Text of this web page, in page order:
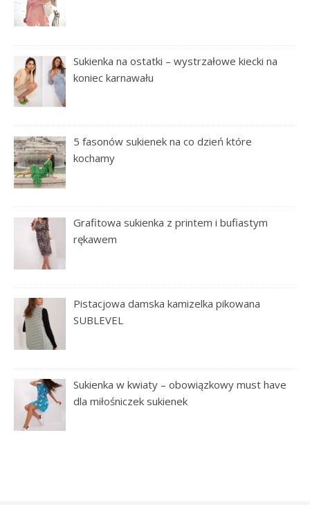
Sukienka na ostatki – wystrzałowe kiecki na
koniec karnawału
5 fasonów sukienek na co dzień które
kochamy
Grafitowa sukienka z printem i bufiastym
rękawem
Pistacjowa damska kamizelka pikowana
SUBLEVEL
Sukienka w kwiaty – obowiązkowy must have
dla miłośniczek sukienek